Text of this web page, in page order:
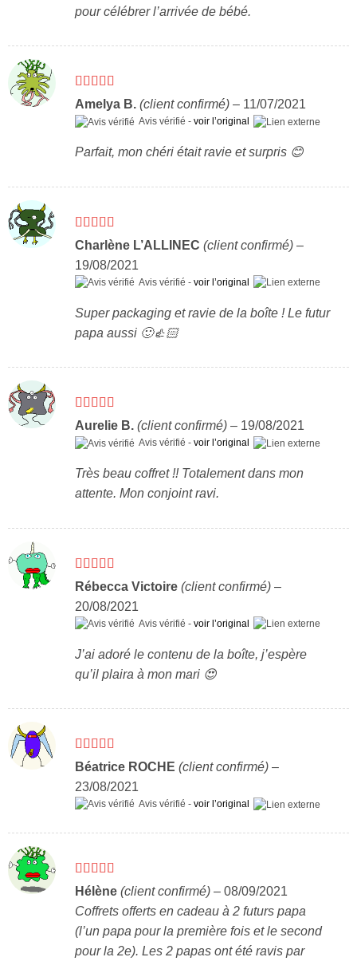
pour célébrer l’arrivée de bébé.
Note5sur 5
Amelya B. (client confirmé) – 11/07/2021
Avis vérifié - voir l’original
Parfait, mon chéri était ravie et surpris 😊
Note5sur 5
Charlène L’ALLINEC (client confirmé) –
19/08/2021
Avis vérifié - voir l’original
Super packaging et ravie de la boîte ! Le futur
papa aussi 🙂👍🏻
Note5sur 5
Aurelie B. (client confirmé) – 19/08/2021
Avis vérifié - voir l’original
Très beau coffret !! Totalement dans mon
attente. Mon conjoint ravi.
Note5sur 5
Rébecca Victoire (client confirmé) –
20/08/2021
Avis vérifié - voir l’original
J’ai adoré le contenu de la boîte, j’espère
qu’il plaira à mon mari 😍
Note5sur 5
Béatrice ROCHE (client confirmé) –
23/08/2021
Avis vérifié - voir l’original
Note5sur 5
Hélène (client confirmé) – 08/09/2021
Coffrets offerts en cadeau à 2 futurs papa
(l’un papa pour la première fois et le second
pour la 2e). Les 2 papas ont été ravis par